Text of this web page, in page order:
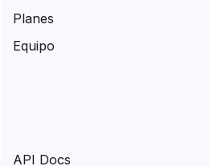
Planes
Equipo
API Docs